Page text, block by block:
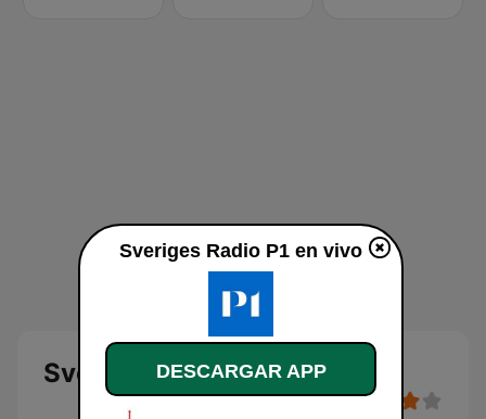
Sveriges Radio P1
Sveriges Radio P1 en vivo
DESCARGAR APP